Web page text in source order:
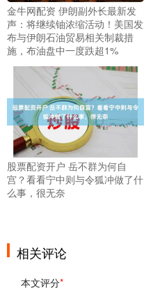
金牛网配资 伊朗副外长最新发
声：将继续铀浓缩活动！美国发
布与伊朗石油贸易相关制裁措
施，布油盘中一度跌超1%
股票配资开户 岳不群为何自
宫？看看宁中则与令狐冲做了什
么事，很无奈
相关评论
本文评分*